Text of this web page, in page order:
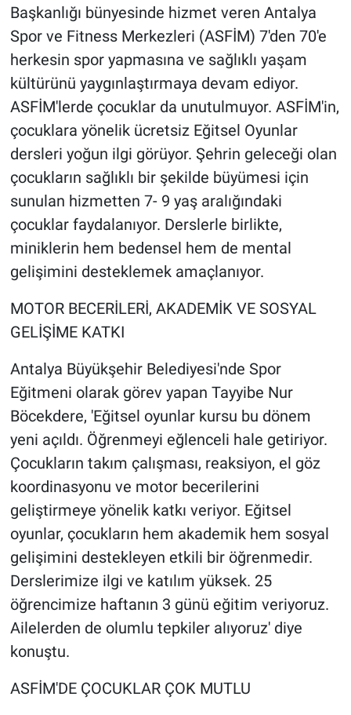
Başkanlığı bünyesinde hizmet veren Antalya
Spor ve Fitness Merkezleri (ASFİM) 7'den 70'e
herkesin spor yapmasına ve sağlıklı yaşam
kültürünü yaygınlaştırmaya devam ediyor.
ASFİM'lerde çocuklar da unutulmuyor. ASFİM'in,
çocuklara yönelik ücretsiz Eğitsel Oyunlar
dersleri yoğun ilgi görüyor. Şehrin geleceği olan
çocukların sağlıklı bir şekilde büyümesi için
sunulan hizmetten 7- 9 yaş aralığındaki
çocuklar faydalanıyor. Derslerle birlikte,
miniklerin hem bedensel hem de mental
gelişimini desteklemek amaçlanıyor.
MOTOR BECERİLERİ, AKADEMİK VE SOSYAL
GELİŞİME KATKI
Antalya Büyükşehir Belediyesi'nde Spor
Eğitmeni olarak görev yapan Tayyibe Nur
Böcekdere, 'Eğitsel oyunlar kursu bu dönem
yeni açıldı. Öğrenmeyi eğlenceli hale getiriyor.
Çocukların takım çalışması, reaksiyon, el göz
koordinasyonu ve motor becerilerini
geliştirmeye yönelik katkı veriyor. Eğitsel
oyunlar, çocukların hem akademik hem sosyal
gelişimini destekleyen etkili bir öğrenmedir.
Derslerimize ilgi ve katılım yüksek. 25
öğrencimize haftanın 3 günü eğitim veriyoruz.
Ailelerden de olumlu tepkiler alıyoruz' diye
konuştu.
ASFİM'DE ÇOCUKLAR ÇOK MUTLU